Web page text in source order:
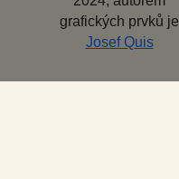
grafických prvků je
Josef Quis